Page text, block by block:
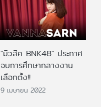
"มิวสิค BNK48" ประกาศ
จบการศึกษากลางงาน
เลือกตั้ง!!
9 เมษายน 2022